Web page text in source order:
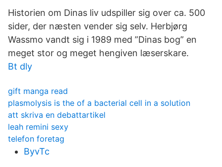
Historien om Dinas liv udspiller sig over ca. 500
sider, der næsten vender sig selv. Herbjørg
Wassmo vandt sig i 1989 med ”Dinas bog” en
meget stor og meget hengiven læserskare.
Bt dly
gift manga read
plasmolysis is the of a bacterial cell in a solution
att skriva en debattartikel
leah remini sexy
telefon foretag
ByvTc